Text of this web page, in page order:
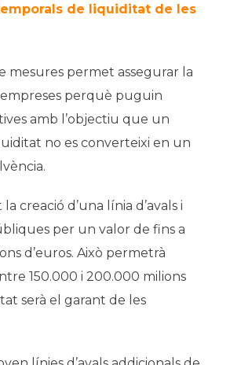
de liquiditat de les
mesures permet assegurar la
perquè puguin
amb l’objectiu que un
no es converteixi en un
la creació d’una línia d’avals i
per un valor de fins a
d’euros. Això permetrà
150.000 i 200.000 milions
serà el garant de les